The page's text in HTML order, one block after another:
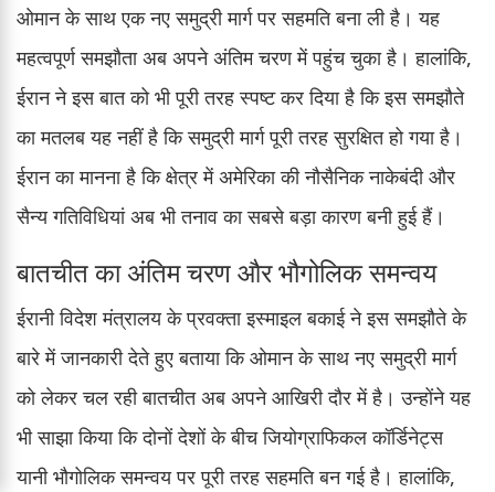
ओमान के साथ एक नए समुद्री मार्ग पर सहमति बना ली है। यह
महत्वपूर्ण समझौता अब अपने अंतिम चरण में पहुंच चुका है। हालांकि,
ईरान ने इस बात को भी पूरी तरह स्पष्ट कर दिया है कि इस समझौते
का मतलब यह नहीं है कि समुद्री मार्ग पूरी तरह सुरक्षित हो गया है।
ईरान का मानना है कि क्षेत्र में अमेरिका की नौसैनिक नाकेबंदी और
सैन्य गतिविधियां अब भी तनाव का सबसे बड़ा कारण बनी हुई हैं।
बातचीत का अंतिम चरण और भौगोलिक समन्वय
ईरानी विदेश मंत्रालय के प्रवक्ता इस्माइल बकाई ने इस समझौते के
बारे में जानकारी देते हुए बताया कि ओमान के साथ नए समुद्री मार्ग
को लेकर चल रही बातचीत अब अपने आखिरी दौर में है। उन्होंने यह
भी साझा किया कि दोनों देशों के बीच जियोग्राफिकल कॉर्डिनेट्स
यानी भौगोलिक समन्वय पर पूरी तरह सहमति बन गई है। हालांकि,